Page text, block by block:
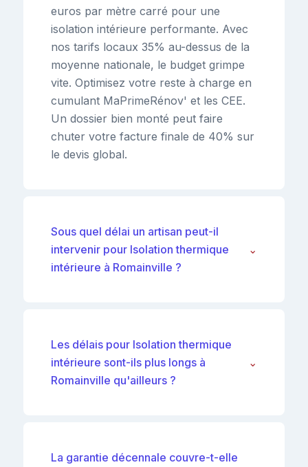
euros par mètre carré pour une
isolation intérieure performante. Avec
nos tarifs locaux 35% au-dessus de la
moyenne nationale, le budget grimpe
vite. Optimisez votre reste à charge en
cumulant MaPrimeRénov' et les CEE.
Un dossier bien monté peut faire
chuter votre facture finale de 40% sur
le devis global.
Sous quel délai un artisan peut-il
intervenir pour Isolation thermique
intérieure à Romainville ?
⌄
Les délais pour Isolation thermique
intérieure sont-ils plus longs à
Romainville qu'ailleurs ?
⌄
La garantie décennale couvre-t-elle